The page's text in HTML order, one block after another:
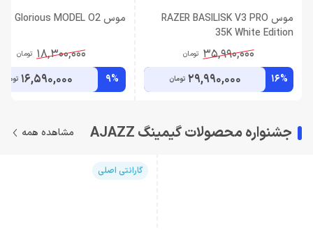
موس RAZER BASILISK V3 PRO
35K White Edition
35,990,000 تومان
16%
29,990,000 تومان
موس Glorious MODEL O2
18,300,000 تومان
9%
16,590,000 تومان
جشنواره محصولات گیمینگ AJAZZ مشاهده همه
گارانتی اصلی